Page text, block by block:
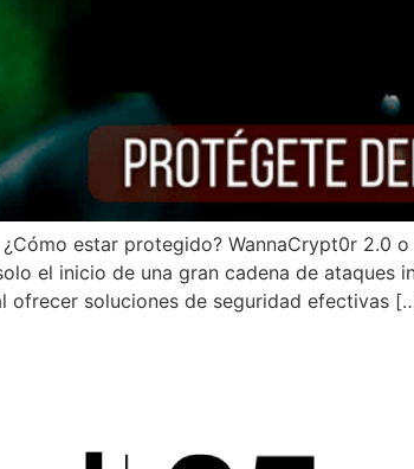
¿Cómo estar protegido? WannaCrypt0r
el inicio de una gran cadena de
ofrecer soluciones de seguridad efectivas